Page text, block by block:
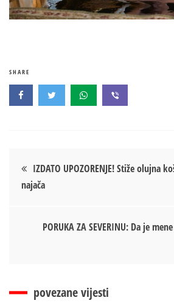
SHARE
Кретање
чланка
IZDATO UPOZORENJE! Stiže olujna
najača
PORUKA ZA SEVERINU: Da je
povezane vijesti